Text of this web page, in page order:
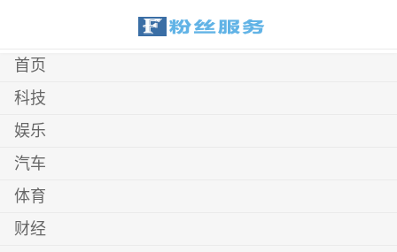
首页
科技
娱乐
汽车
体育
财经